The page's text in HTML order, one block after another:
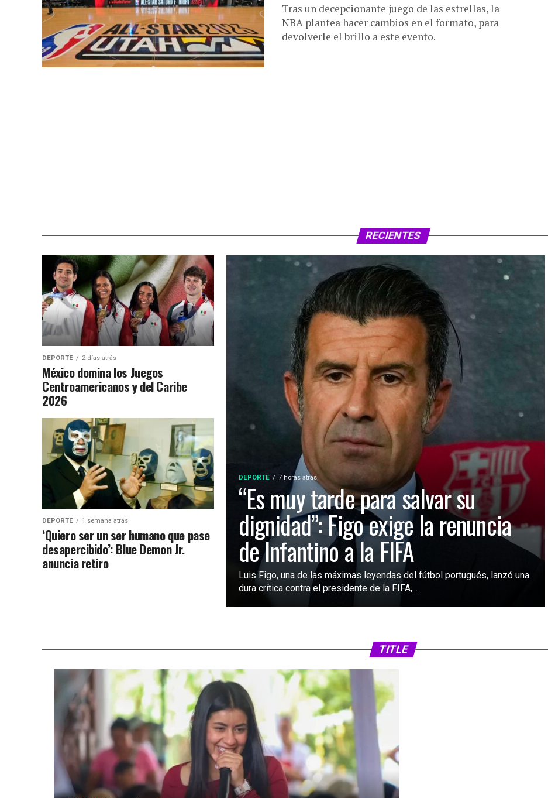
Tras un decepcionante juego de las estrellas, la
NBA plantea hacer cambios en el formato, para
devolverle el brillo a este evento.
RECIENTES
DEPORTE 7 horas atrás
“Es muy tarde para salvar su
dignidad”: Figo exige la renuncia
de Infantino a la FIFA
Luis Figo, una de las máximas leyendas del fútbol portugués, lanzó una
dura crítica contra el presidente de la FIFA,...
DEPORTE 2 días atrás
México domina los Juegos
Centroamericanos y del Caribe
2026
DEPORTE 1 semana atrás
‘Quiero ser un ser humano que pase
desapercibido’: Blue Demon Jr.
anuncia retiro
TITLE
2030 a 64 selecciones